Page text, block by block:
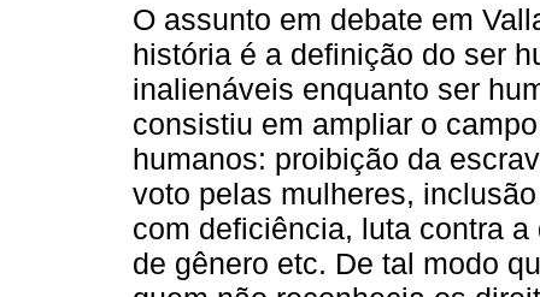
O assunto em debate em
história é a definição do ser
inalienáveis enquanto ser
consistiu em ampliar o
humanos: proibição da
voto pelas mulheres,
com deficiência, luta contra
de gênero etc. De tal modo